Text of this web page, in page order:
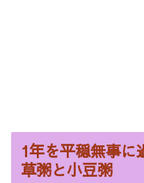
1年を平穏無事に
草粥と小豆粥